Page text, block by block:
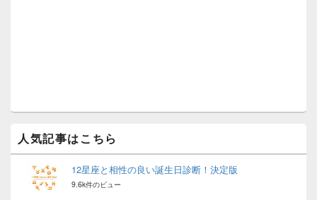
リ
人気記事はこちら
12星座と相性の良い誕生日診断！決定版
9.6k件のビュー